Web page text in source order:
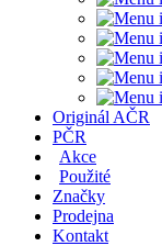
Originál AČR
PČR
Akce
Použité
Značky
Prodejna
Kontakt